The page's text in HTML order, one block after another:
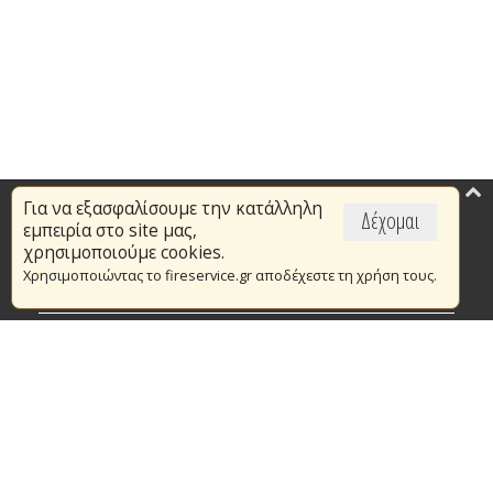
Δέχομαι
Για να εξασφαλίσουμε την κατάλληλη
εμπειρία στο site μας,
χρησιμοποιούμε cookies.
Χρησιμοποιώντας το fireservice.gr αποδέχεστε τη χρήση τους.
Επικαιρότητα
Το Πυροσβεστικό Σώμα